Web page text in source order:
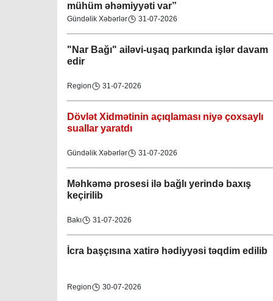
mühüm əhəmiyyəti var”
Gündəlik Xəbərlər 31-07-2026
"Nar Bağı" ailəvi-uşaq parkında işlər davam
edir
Region 31-07-2026
Dövlət Xidmətinin açıqlaması niyə çoxsaylı
suallar yaratdı
Gündəlik Xəbərlər 31-07-2026
Məhkəmə prosesi ilə bağlı yerində baxış
keçirilib
Bakı 31-07-2026
İcra başçısına xatirə hədiyyəsi təqdim edilib
Region 30-07-2026